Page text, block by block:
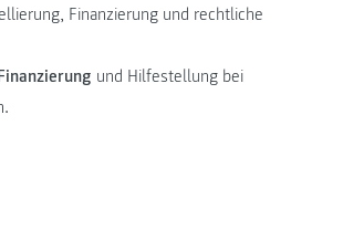
Finanzierung und rechtliche
und Hilfestellung bei